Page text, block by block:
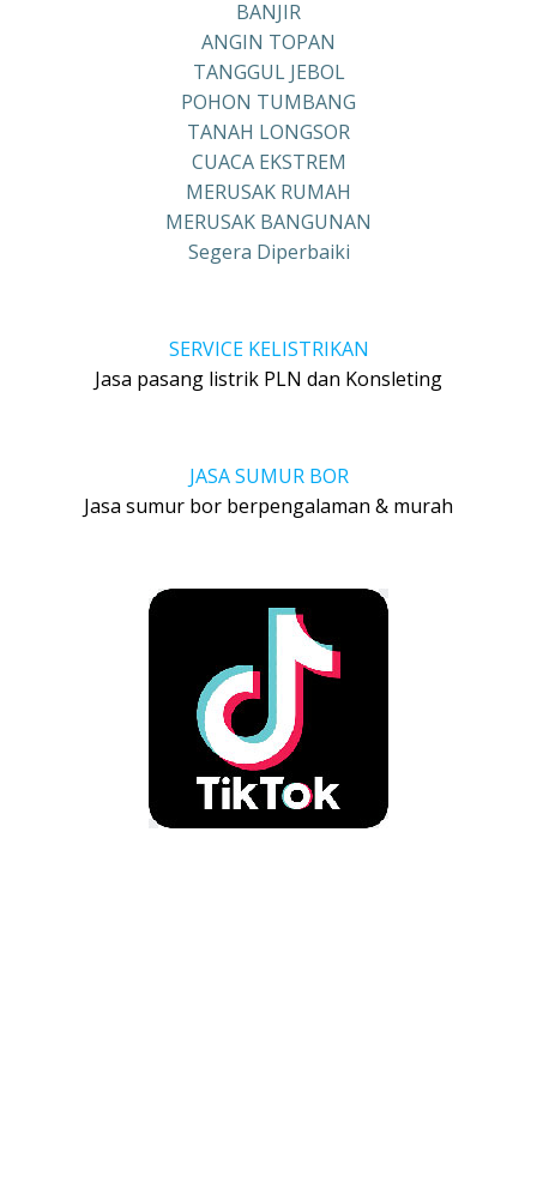
BANJIR
ANGIN TOPAN
TANGGUL JEBOL
POHON TUMBANG
TANAH LONGSOR
CUACA EKSTREM
MERUSAK RUMAH
MERUSAK BANGUNAN
Segera Diperbaiki
SERVICE KELISTRIKAN
Jasa pasang listrik PLN dan Konsleting
JASA SUMUR BOR
Jasa sumur bor berpengalaman & murah